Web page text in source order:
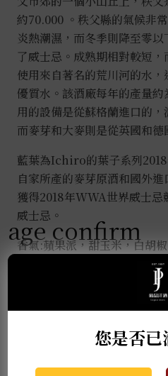
約70.000 。秩父縣的氣候非
炎熱潮濕，而冬季則降至零
了威士忌。成熟期相對較短
使用來自著名的荒川河的水
優質水。該酒廠每年的產量
用的設備是從蘇格蘭進口的，
而麥芽和大麥則是從英國和德
藍葉為Ichiro的葉子系列
自家所產的麥芽原酒和國外進
獲得2018年WWA世界威士忌
威士忌。
香氣:蘋果派，甜玉米，白胡
口感:烘焙香料，蘋果酥，鹹
尾韻:香蕉，蘋果酥，白胡椒
age confirm
您是否已